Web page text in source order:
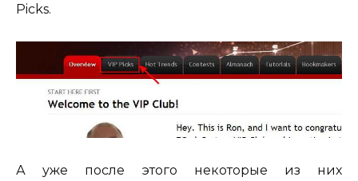
Picks.
А уже после этого некоторые из них